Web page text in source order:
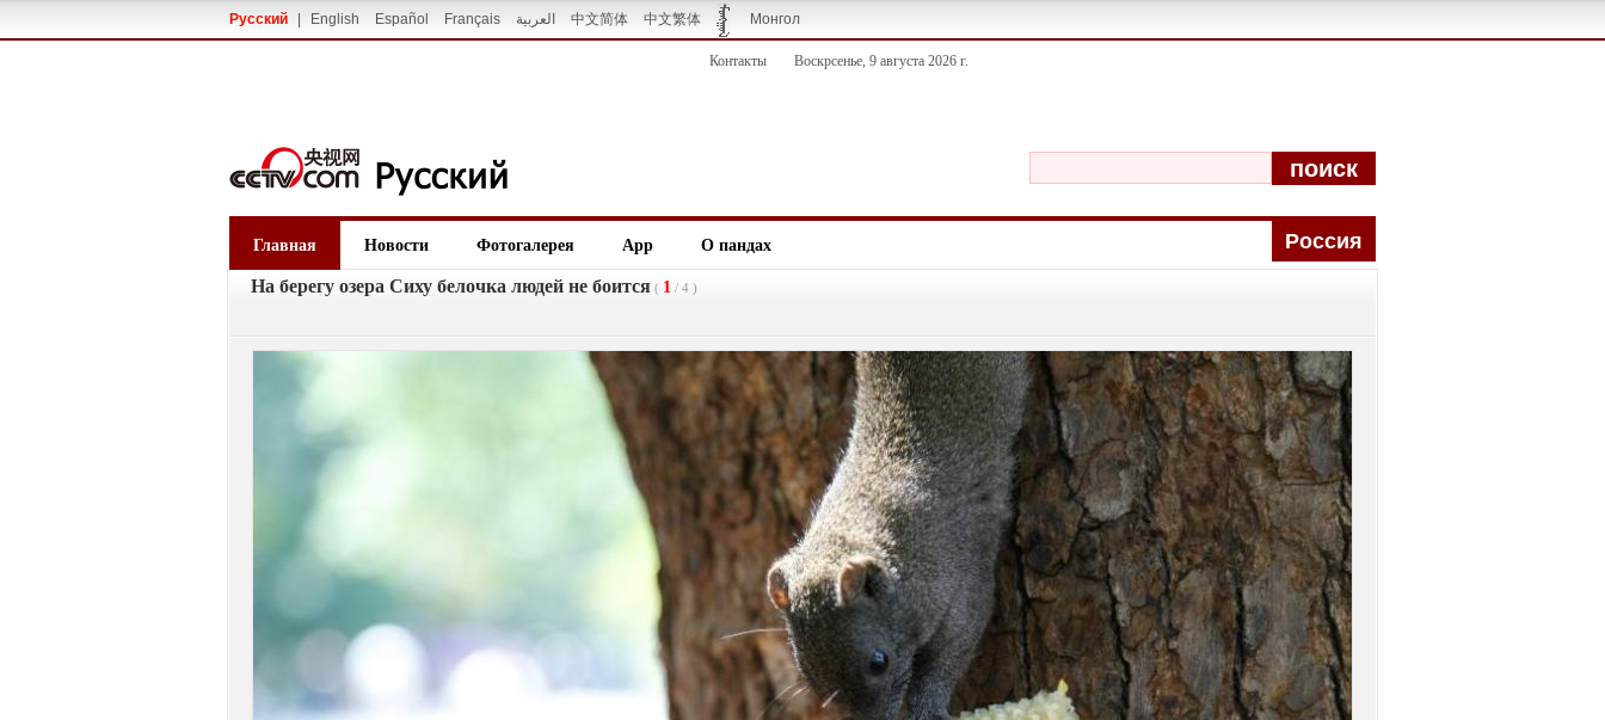
Русский English Español Français العربية 中文简体 中文繁体 Монгол
Контакты Воскрсенье, 9 августа 2026 г.
поиск
Главная Новости Фотогалерея App О пандах Pоccия
На берегу озера Сиху белочка людей не боится ( 1 / 4 )